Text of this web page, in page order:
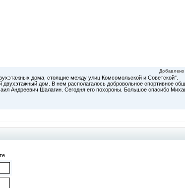
Добавлено
дома, стоящие между улиц Комсомольской и Советской".
дом. В нем располагалось добровольное спортивное
Андреевич Шалагин. Сегодня его похороны. Большое спасибо